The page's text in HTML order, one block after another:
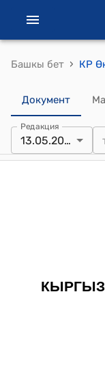
Башкы бет ›
Документ
Редакция
13.05.2011